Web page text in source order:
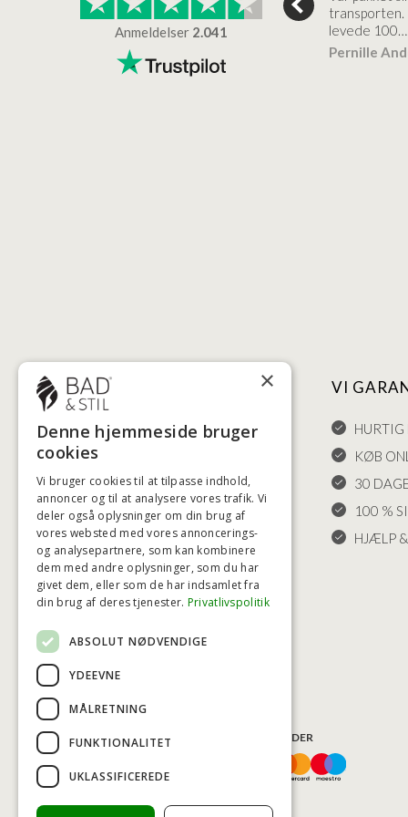
Anmeldelser 2.041
er virkelig kvalitet.
Lise
levede 100…
Pernille
NYTTIGE LINKS
HANDELSBETINGELSER
LEVERING OG RETURET
FORTRYDELSESRET
KLAGER
FRAGT
INDSTILLINGER FOR COOKIES
VI
HURTIG
KØB
30
100 %
HJÆLP
BETALINGSMULIGHEDER
×
Denne hjemmeside bruger
cookies
Vi bruger cookies til at tilpasse indhold,
annoncer og til at analysere vores trafik. Vi
deler også oplysninger om din brug af
vores websted med vores annoncerings-
og analysepartnere, som kan kombinere
dem med andre oplysninger, som du har
givet dem, eller som de har indsamlet fra
din brug af deres tjenester. Privatlivspolitik
ABSOLUT NØDVENDIGE
YDEEVNE
MÅLRETNING
FUNKTIONALITET
UKLASSIFICEREDE